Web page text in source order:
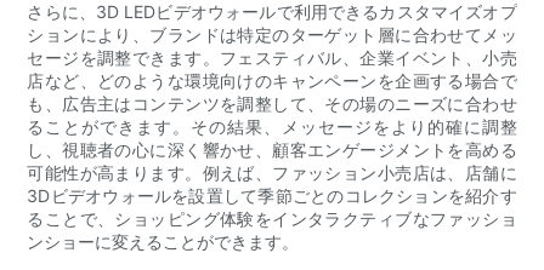
さらに、3D LEDビデオウォールで利用できるカスタマイズオプ
ションにより、ブランドは特定のターゲット層に合わせてメッ
セージを調整できます。フェスティバル、企業イベント、小売
店など、どのような環境向けのキャンペーンを企画する場合で
も、広告主はコンテンツを調整して、その場のニーズに合わせ
ることができます。その結果、メッセージをより的確に調整
し、視聴者の心に深く響かせ、顧客エンゲージメントを高める
可能性が高まります。例えば、ファッション小売店は、店舗に
3Dビデオウォールを設置して季節ごとのコレクションを紹介す
ることで、ショッピング体験をインタラクティブなファッショ
ンショーに変えることができます。